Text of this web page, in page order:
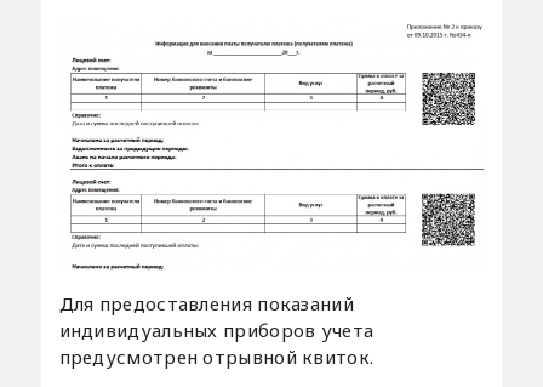
Для предоставления показаний
индивидуальных приборов учета
предусмотрен отрывной квиток.